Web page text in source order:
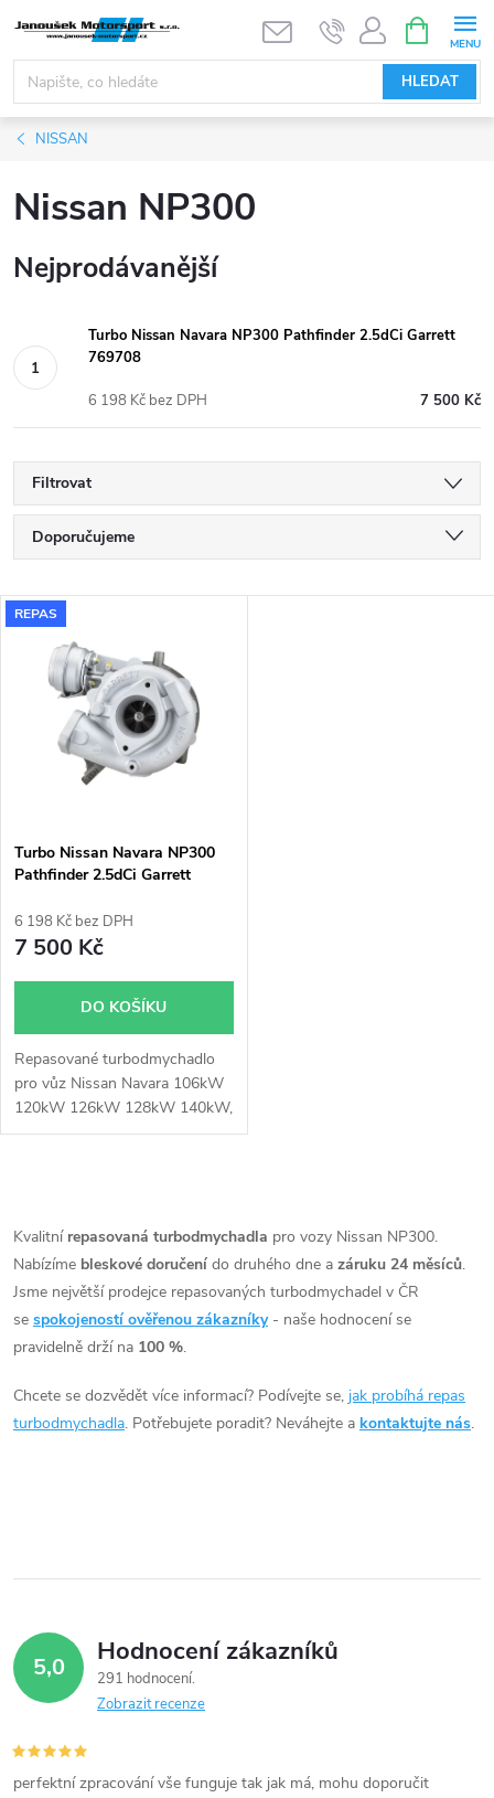
obsah
HLEDAT
NÁKUPNÍ
KOŠÍK
NISSAN
Nissan NP300
Nejprodávanější
Turbo Nissan Navara NP300 Pathfinder 2.5dCi Garrett
769708
7 500 Kč
6 198 Kč bez DPH
Filtrovat
Ř
a
p
r
o
d
u
k
ů
Doporučujeme
Nejdražší
Nejprodávanější
Abecedně
V
s
p
r
d
u
t
ů
REPAS
Turbo Nissan Navara NP300
Pathfinder 2.5dCi Garrett
6 198 Kč bez DPH
7 500 Kč
DO KOŠÍKU
Repasované turbodmychadlo
pro vůz Nissan Navara 106kW
120kW 126kW 128kW 140kW,
NP300 98kW 106kW,
v
l
á
a
v
k
v
Kvalitní repasovaná turbodmychadla pro vozy Nissan NP300.
Nabízíme bleskové doručení do druhého dne a záruku 24 měsíců.
Jsme největší prodejce repasovaných turbodmychadel v ČR
se spokojeností ověřenou zákazníky - naše hodnocení se
pravidelně drží na 100 %.
Chcete se dozvědět více informací? Podívejte se, jak probíhá repas
turbodmychadla. Potřebujete poradit? Neváhejte a kontaktujte nás.
5,0 Hodnocení zákazníků
291 hodnocení
Zobrazit recenze
perfektní zpracování vše funguje tak jak má, mohu doporučit